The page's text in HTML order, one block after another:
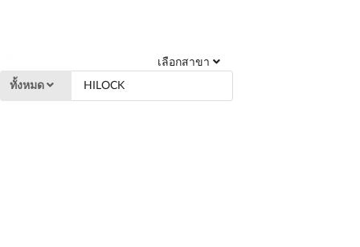
เลือกสาขา
ทั้งหมด